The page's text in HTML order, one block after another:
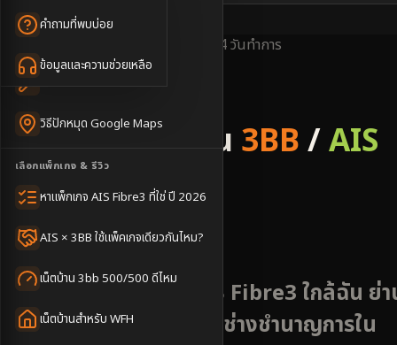
เน็ตบ้าน + บริการเสริม
เน็ตบ้านแรงทุกชั้น
เทคนิคขอคิวช่างได้ไว
วิธีปักหมุด Google Maps
เลือกแพ็กเกจ & รีวิว
หาแพ็กเกจ AIS Fibre3 ที่ใช่ ปี 2026
AIS × 3BB ใช้แพ็คเกจเดียวกันไหม?
เน็ตบ้าน 3bb 500/500 ดีไหม
เน็ตบ้านสำหรับ WFH
คำถามที่พบบ่อย
ข้อมูลและความช่วยเหลือ
2-4 วันทำการ
3BB & AIS Fibre
รับติดตั้งเน็ตบ้าน 3BB/AIS
Fibre
อำเภอพนมไพร
สมัครเน็ตบ้าน AIS 3BB Fibre3 ใกล้ฉัน ย่
พนมไพร ชุมชนท้องถิ่น ช่างชำนาญการใน